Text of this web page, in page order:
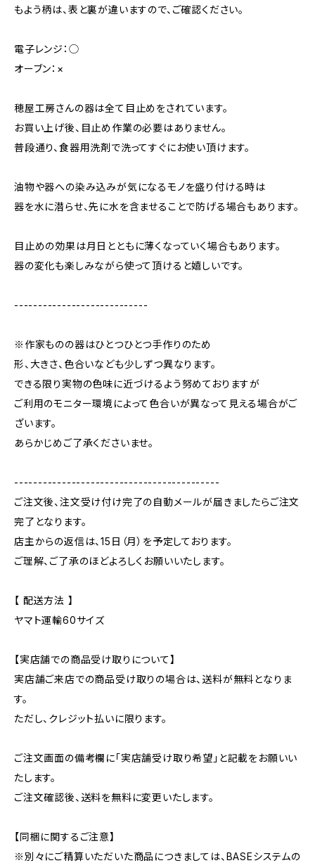
もよう柄は、表と裏が違いますので、ご確認ください。
電子レンジ：◯
オーブン：×
穂屋工房さんの器は全て目止めをされています。
お買い上げ後、目止め作業の必要はありません。
普段通り、食器用洗剤で洗ってすぐにお使い頂けます。
油物や器への染み込みが気になるモノを盛り付ける時は
器を水に潜らせ、先に水を含ませることで防げる場合もあります。
目止めの効果は月日とともに薄くなっていく場合もあります。
器の変化も楽しみながら使って頂けると嬉しいです。
----------------------------
※作家ものの器はひとつひとつ手作りのため
形、大きさ、色合いなども少しずつ異なります。
できる限り実物の色味に近づけるよう努めておりますが
ご利用のモニター環境によって色合いが異なって見える場合がご
ざいます。
あらかじめご了承くださいませ。
-------------------------------------------
ご注文後、注文受け付け完了の自動メールが届きましたらご注文
完了となります。
店主からの返信は、15日（月）を予定しております。
ご理解、ご了承のほどよろしくお願いいたします。
【 配送方法 】
ヤマト運輸60サイズ
【実店舗での商品受け取りについて】
実店舗ご来店での商品受け取りの場合は、送料が無料となりま
す。
ただし、クレジット払いに限ります。
ご注文画面の備考欄に「実店舗受け取り希望」と記載をお願いい
たします。
ご注文確認後、送料を無料に変更いたします。
【同梱に関するご注意】
※別々にご精算いただいた商品につきましては、BASEシステムの